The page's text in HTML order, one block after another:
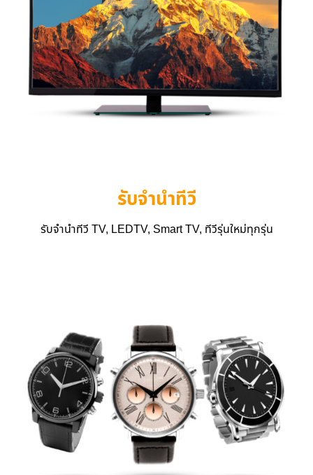
รับจำนำทีวี
รับจำนำทีวี TV, LEDTV, Smart TV, ทีวีรุ่นใหม่ทุกรุ่น